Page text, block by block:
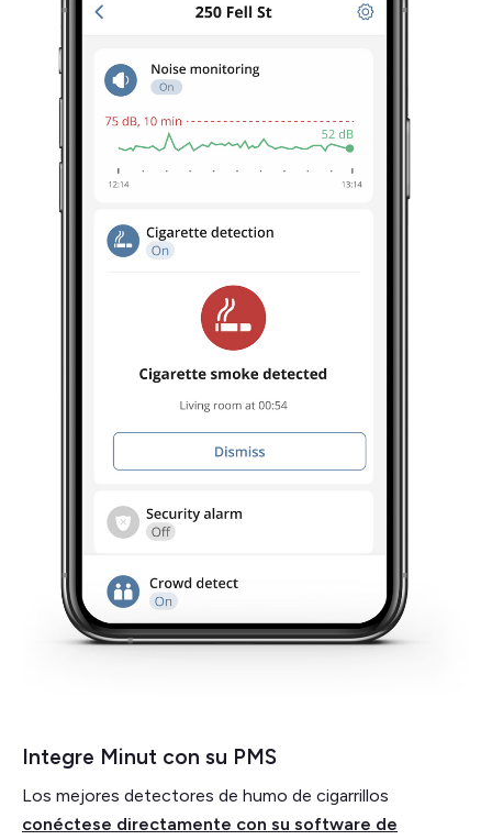
Integre Minut con su PMS
Los mejores detectores de humo de cigarrillos
conéctese directamente con su software de